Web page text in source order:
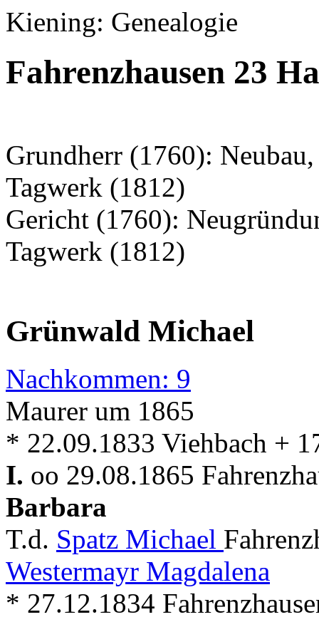
Kiening: Genealogie
Fahrenzhausen 23
Grundherr (1760):
Tagwerk (1812)
Gericht (1760):
Tagwerk (1812)
Grünwald Michael
Nachkommen: 9
Maurer um 1865
* 22.09.1833 Viehbach +
I. oo 29.08.1865
Barbara
T.d. Spatz Michael
Westermayr Magdalena
* 27.12.1834